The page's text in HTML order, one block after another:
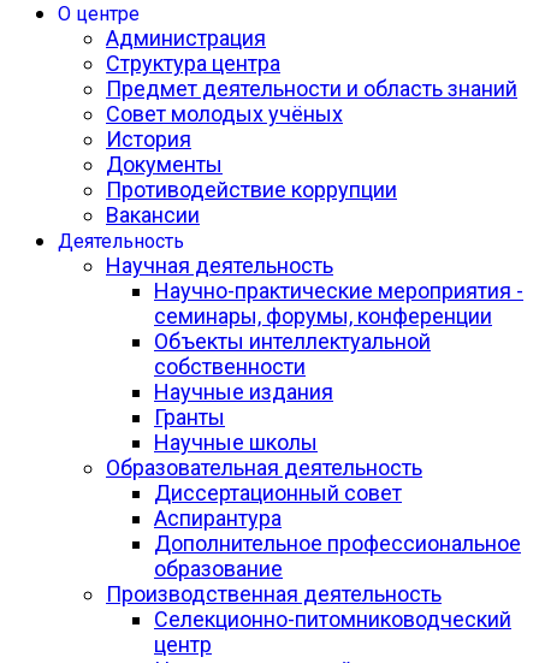
О центре
Администрация
Структура центра
Предмет деятельности и область знаний
Совет молодых учёных
История
Документы
Противодействие коррупции
Вакансии
Деятельность
Научная деятельность
Научно-практические мероприятия -
семинары, форумы, конференции
Объекты интеллектуальной
собственности
Научные издания
Гранты
Научные школы
Образовательная деятельность
Диссертационный совет
Аспирантура
Дополнительное профессиональное
образование
Производственная деятельность
Селекционно-питомниководческий
центр